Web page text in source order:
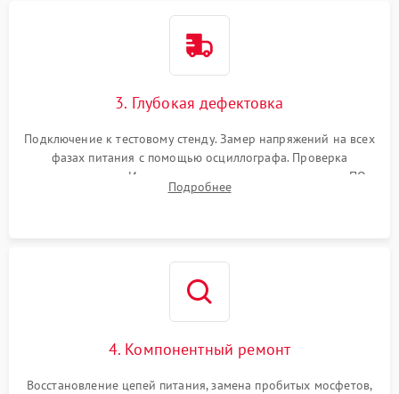
3. Глубокая дефектовка
Подключение к тестовому стенду. Замер напряжений на всех
фазах питания с помощью осциллографа. Проверка
инициализации. Использование специализированного ПО
MATS
Подробнее
4. Компонентный ремонт
Восстановление цепей питания, замена пробитых мосфетов,